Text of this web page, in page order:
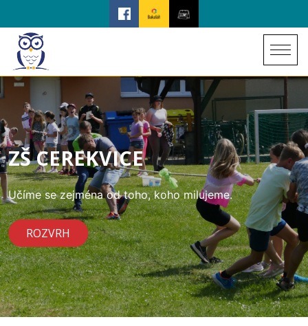
ZŠ CEREKVICE
Učíme se zejména od toho, koho milujeme.
ROZVRH